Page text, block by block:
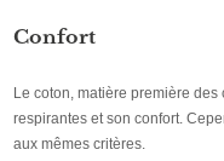
Confort
Le coton, matière première
respirantes et son confort.
aux mêmes critères.